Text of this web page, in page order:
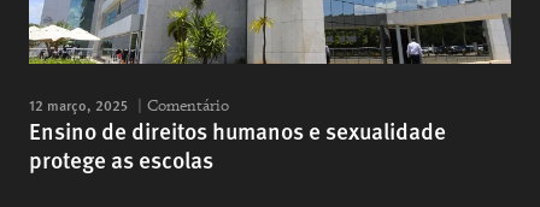
12 março, 2025 Comentário
Ensino de direitos humanos e sexualidade
protege as escolas